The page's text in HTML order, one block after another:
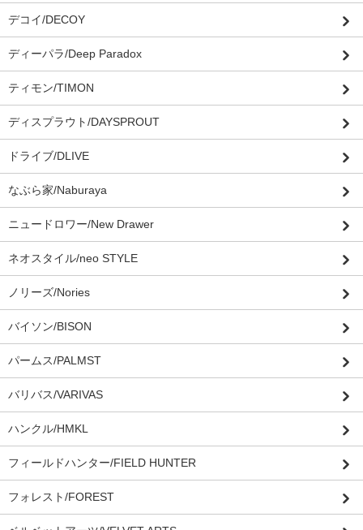
デコイ/DECOY
ディーパラ/Deep Paradox
ティモン/TIMON
ディスプラウト/DAYSPROUT
ドライブ/DLIVE
なぶら家/Naburaya
ニュードロワー/New Drawer
ネオスタイル/neo STYLE
ノリーズ/Nories
バイソン/BISON
パームス/PALMST
バリバス/VARIVAS
ハンクル/HMKL
フィールドハンター/FIELD HUNTER
フォレスト/FOREST